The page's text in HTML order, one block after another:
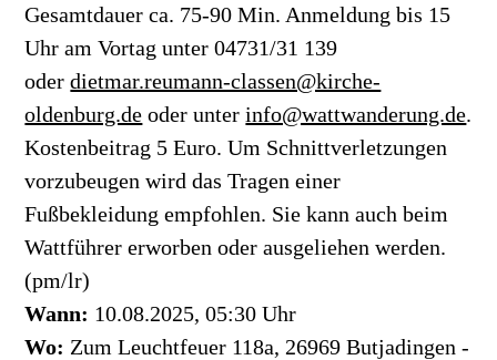
Gesamtdauer ca. 75-90 Min. Anmeldung bis 15
Uhr am Vortag unter 04731/31 139
oderdietmar.reumann-classen@kirche-
oldenburg.de oder unterinfo@wattwanderung.de.
Kostenbeitrag 5 Euro. Um Schnittverletzungen
vorzubeugen wird das Tragen einer
Fußbekleidung empfohlen. Sie kann auch beim
Wattführer erworben oder ausgeliehen werden.
(pm/lr)
Wann: 10.08.2025, 05:30 Uhr
Wo: Zum Leuchtfeuer 118a, 26969 Butjadingen -